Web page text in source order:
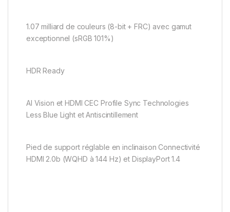
1.07 milliard de couleurs (8-bit + FRC) avec gamut
exceptionnel (sRGB 101%)
HDR Ready
AI Vision et HDMI CEC Profile Sync Technologies
Less Blue Light et Antiscintillement
Pied de support réglable en inclinaison Connectivité
HDMI 2.0b (WQHD à 144 Hz) et DisplayPort 1.4